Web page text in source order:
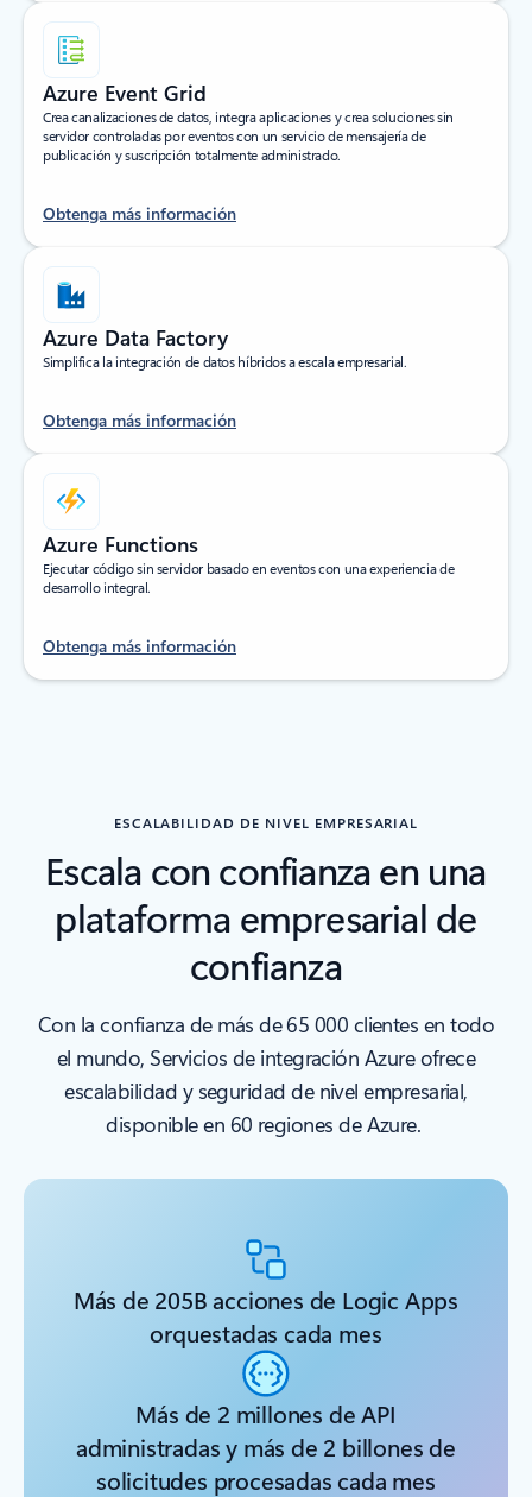
Azure Event Grid
Crea canalizaciones de datos, integra aplicaciones y crea soluciones sin
servidor controladas por eventos con un servicio de mensajería de
publicación y suscripción totalmente administrado.
Obtenga más información
Azure Data Factory
Simplifica la integración de datos híbridos a escala empresarial.
Obtenga más información
Azure Functions
Ejecutar código sin servidor basado en eventos con una experiencia de
desarrollo integral.
Obtenga más información
ESCALABILIDAD DE NIVEL EMPRESARIAL
Escala con confianza en una
plataforma empresarial de
confianza
Con la confianza de más de 65 000 clientes en todo
el mundo, Servicios de integración Azure ofrece
escalabilidad y seguridad de nivel empresarial,
disponible en 60 regiones de Azure.
Más de 205B acciones de Logic Apps
orquestadas cada mes
Más de 2 millones de API
administradas y más de 2 billones de
solicitudes procesadas cada mes